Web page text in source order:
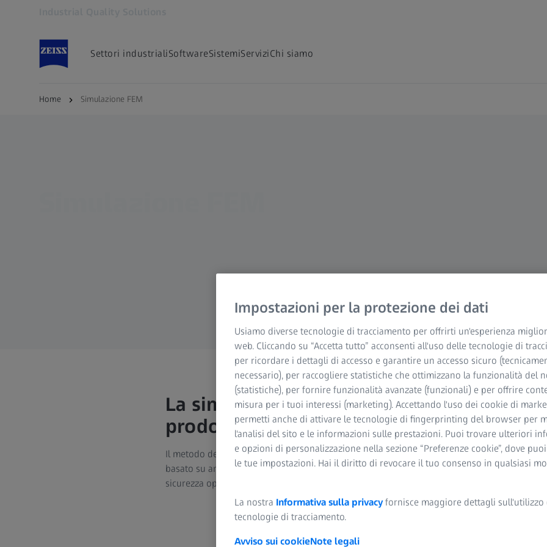
Settori industrialiSoftwareSistemiServiziChi siamo
Home Simulazione FEM
La simulazione FEM ottimizza lo sviluppo
prodotto
Il metodo degli elementi finiti è un metodo collaudato per ridurre i tempi di sviluppo di
basato su analisi numeriche aiuta a realizzare prodotti durevoli e altamente resistenti.
sicurezza operativa ottimale.
Impostazioni per la protezione dei dati
Usiamo diverse tecnologie di tracciamento per offrirti un'esperienza
web. Cliccando su “Accetta tutto” acconsenti all'uso delle tecnologie di
per ricordare i dettagli di accesso e garantire un accesso sicuro
necessario), per raccogliere statistiche che ottimizzano la funzionalità del
(statistiche), per fornire funzionalità avanzate (funzionali) e per offrire
misura per i tuoi interessi (marketing). Accettando l'uso dei cookie di
permetti anche di attivare le tecnologie di fingerprinting del browser per
l'analisi del sito e le informazioni sulle prestazioni. Puoi trovare ulteriori
e opzioni di personalizzazione nella sezione “Preferenze cookie”, dove
le tue impostazioni. Hai il diritto di revocare il tuo consenso in qualsiasi
La nostra Informativa sulla privacyfornisce maggiore dettagli sull'utilizzo
tecnologie di tracciamento.
Avviso sui cookieNote legali